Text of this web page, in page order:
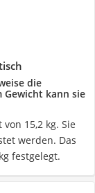
die
Gewicht kann sie
15,2 kg. Sie
werden. Das
festgelegt.